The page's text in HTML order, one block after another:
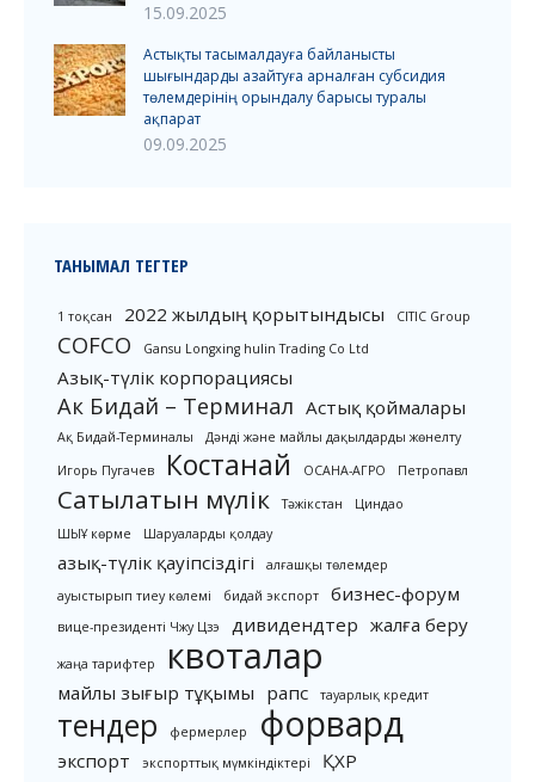
15.09.2025
Астықты тасымалдауға байланысты
шығындарды азайтуға арналған субсидия
төлемдерінің орындалу барысы туралы
ақпарат
09.09.2025
ТАНЫМАЛ ТЕГТЕР
1 тоқсан 2022 жылдың қорытындысы CITIC Group
COFCO Gansu Longxing hulin Trading Co Ltd
Азық-түлік корпорациясы
Ак Бидай – Терминал Астық қоймалары
Ақ Бидай-Терминалы
Дәнді және майлы дақылдарды жөнелту
Игорь Пугачев
Костанай ОСАНА-АГРО Петропавл
Сатылатын мүлік Тәжікстан
Циндао
ШЫҰ көрме
Шаруаларды қолдау
азық-түлік қауіпсіздігі
алғашқы төлемдер
ауыстырып тиеу көлемі
бидай экспорт бизнес-форум
вице-президенті Чжу Цзэ дивидендтер жалға беру
жаңа тарифтер квоталар
майлы зығыр тұқымы рапс тауарлық кредит
тендер фермерлер форвард
экспорт экспорттық мүмкіндіктері ҚХР